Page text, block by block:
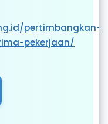
pertimbangkan-
pekerjaan/